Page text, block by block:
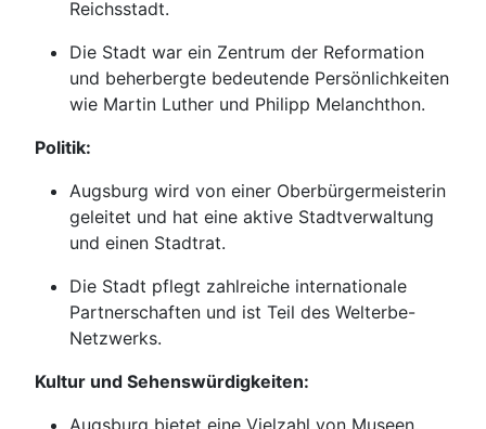
Reichsstadt.
Die Stadt war ein Zentrum der Reformation
und beherbergte bedeutende Persönlichkeiten
wie Martin Luther und Philipp Melanchthon.
Politik:
Augsburg wird von einer Oberbürgermeisterin
geleitet und hat eine aktive Stadtverwaltung
und einen Stadtrat.
Die Stadt pflegt zahlreiche internationale
Partnerschaften und ist Teil des Welterbe-
Netzwerks.
Kultur und Sehenswürdigkeiten:
Augsburg bietet eine Vielzahl von Museen,